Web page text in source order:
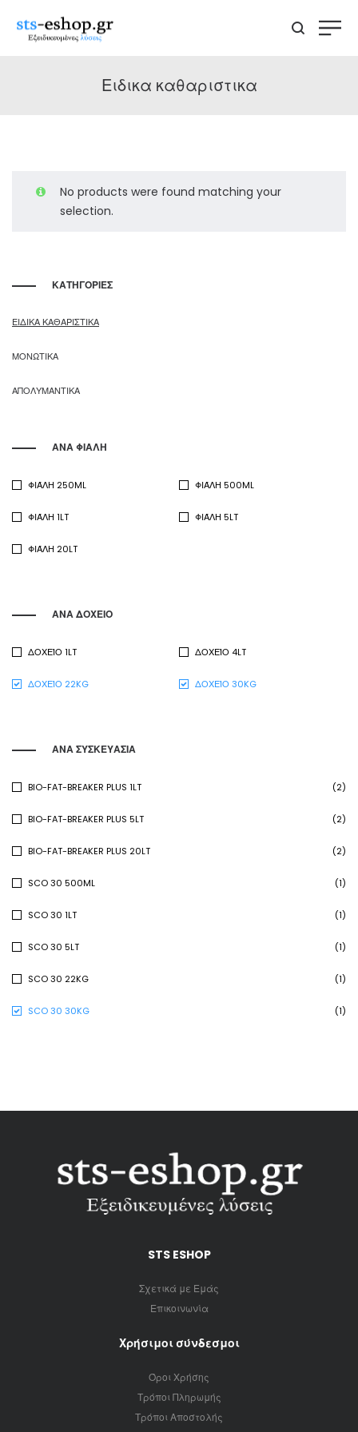
Ειδικα καθαριστικα
No products were found matching your
selection.
ΚΑΤΗΓΟΡΙΕΣ
ΕΙΔΙΚΑ ΚΑΘΑΡΙΣΤΙΚΑ
ΜΟΝΩΤΙΚΑ
ΑΠΟΛΥΜΑΝΤΙΚΑ
ΑΝΑ ΦΙΑΛΗ
ΦΙΆΛΗ 250ML ΦΙΆΛΗ 500ML
ΦΙΆΛΗ 1LT ΦΙΆΛΗ 5LT
ΦΙΆΛΗ 20LT
ΑΝΑ ΔΟΧΕΙΟ
ΔΟΧΕΊΟ 1LT ΔΟΧΕΊΟ 4LT
ΔΟΧΕΊΟ 22KG ΔΟΧΕΊΟ 30KG
ΑΝΑ ΣΥΣΚΕΥΑΣΙΑ
BIO-FAT-BREAKER PLUS 1LT (2)
BIO-FAT-BREAKER PLUS 5LT (2)
BIO-FAT-BREAKER PLUS 20LT (2)
SCO 30 500ML (1)
SCO 30 1LT (1)
SCO 30 5LT (1)
SCO 30 22KG (1)
SCO 30 30KG (1)
STS ESHOP
Σχετικά με Εμάς
Επικοινωνία
Χρήσιμοι σύνδεσμοι
Όροι Χρήσης
Τρόποι Πληρωμής
Τρόποι Αποστολής